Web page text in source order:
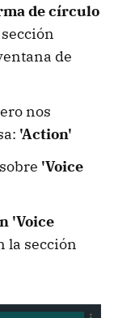
de círculo
de
nos
'Action'
'Voice
'Voice
la sección